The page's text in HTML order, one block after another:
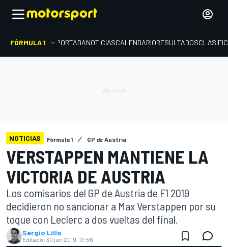
FÓRMULA 1 PORTADANOTICIASCALENDARIORESULTADOS
NOTICIAS Fórmula 1 GP de Austria
VERSTAPPEN MANTIENE LA
VICTORIA DE AUSTRIA
Los comisarios del GP de Austria de F1 2019
decidieron no sancionar a Max Verstappen por su
toque con Leclerc a dos vueltas del final.
Sergio Lillo
Editado: 30 jun 2019, 17:56